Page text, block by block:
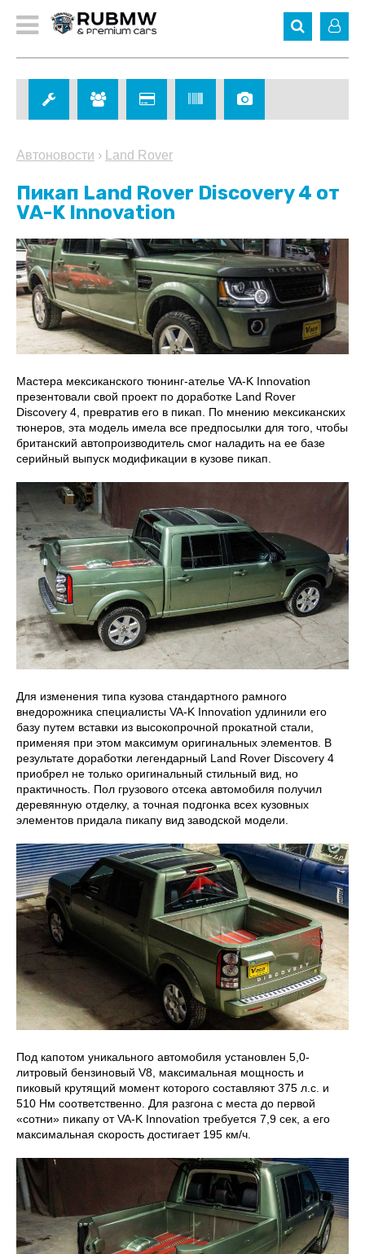
Автоновости › Land Rover
Пикап Land Rover Discovery 4 от
VA-K Innovation
Мастера мексиканского тюнинг-ателье VA-K Innovation
презентовали свой проект по доработке Land Rover
Discovery 4, превратив его в пикап. По мнению мексиканских
тюнеров, эта модель имела все предпосылки для того, чтобы
британский автопроизводитель смог наладить на ее базе
серийный выпуск модификации в кузове пикап.
Для изменения типа кузова стандартного рамного
внедорожника специалисты VA-K Innovation удлинили его
базу путем вставки из высокопрочной прокатной стали,
применяя при этом максимум оригинальных элементов. В
результате доработки легендарный Land Rover Discovery 4
приобрел не только оригинальный стильный вид, но
практичность. Пол грузового отсека автомобиля получил
деревянную отделку, а точная подгонка всех кузовных
элементов придала пикапу вид заводской модели.
Под капотом уникального автомобиля установлен 5,0-
литровый бензиновый V8, максимальная мощность и
пиковый крутящий момент которого составляют 375 л.с. и
510 Нм соответственно. Для разгона с места до первой
«сотни» пикапу от VA-K Innovation требуется 7,9 сек, а его
максимальная скорость достигает 195 км/ч.